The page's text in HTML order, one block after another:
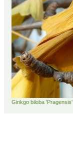
Ginkgo biloba 'Pragensis'